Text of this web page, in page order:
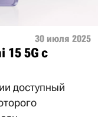
30 июля 2025
15 5G с
доступный